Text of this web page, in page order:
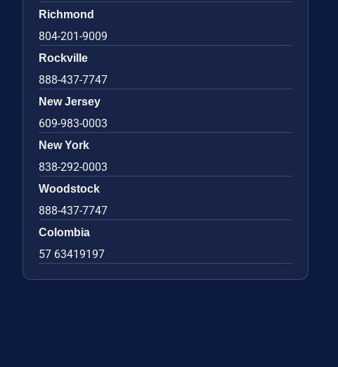
Richmond
804-201-9009
Rockville
888-437-7747
New Jersey
609-983-0003
New York
838-292-0003
Woodstock
888-437-7747
Colombia
57 63419197